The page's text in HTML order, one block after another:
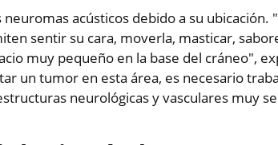
acústicos debido a su ubicación.
sentir su cara, moverla, masticar,
muy pequeño en la base del cráneo",
un tumor en esta área, es necesario
neurológicas y vasculares muy